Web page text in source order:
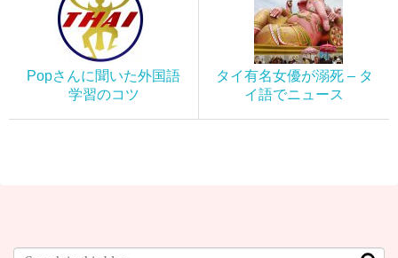
Popさんに聞いた外国語
学習のコツ
タイ有名女優が溺死 – タ
イ語でニュース